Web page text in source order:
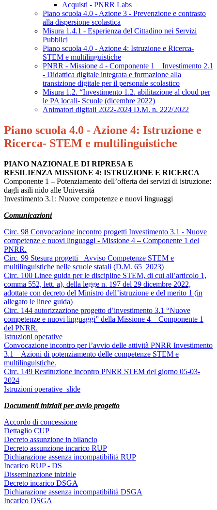
Acquisti - PNRR Labs
Piano scuola 4.0 - Azione 3 - Prevenzione e contrasto
alla dispersione scolastica
Misura 1.4.1 - Esperienza del Cittadino nei Servizi
Pubblici
Piano scuola 4.0 - Azione 4: Istruzione e Ricerca-
STEM e multilinguistiche
PNRR - Missione 4 - Componente 1 _ Investimento 2.1
- Didattica digitale integrata e formazione alla
transizione digitale per il personale scolastico
Misura 1.2. “Investimento 1.2. abilitazione al cloud per
le PA locali- Scuole (dicembre 2022)
Animatori digitali 2022-2024 D.M. n. 222/2022
Piano scuola 4.0 - Azione 4: Istruzione e
Ricerca- STEM e multilinguistiche
PIANO NAZIONALE DI RIPRESA E
RESILIENZA MISSIONE 4: ISTRUZIONE E RICERCA
Componente 1 – Potenziamento dell’offerta dei servizi di istruzione:
dagli asili nido alle Università
Investimento 3.1: Nuove competenze e nuovi linguaggi
Comunicazioni
Circ. 98 Convocazione incontro progetti Investimento 3.1 - Nuove
competenze e nuovi linguaggi - Missione 4 – Componente 1 del
PNRR.
Circ. 99 Stesura progetti _Avviso Competenze STEM e
multilinguistiche nelle scuole statali (D.M. 65_2023)
Circ. 100 Linee guida per le discipline STEM, di cui all’articolo 1,
comma 552, lett. a), della legge n. 197 del 29 dicembre 2022,
adottate con decreto del Ministro dell’istruzione e del merito 1 (in
allegato le linee guida)
Circ. 144 autorizzazione progetto d’investimento 3.1 “Nuove
competenze e nuovi linguaggi” della Missione 4 – Componente 1
del PNRR.
Istruzioni operative
Convocazione incontro per l’avvio delle attività PNRR Investimento
3.1 – Azioni di potenziamento delle competenze STEM e
multilinguistiche.
Circ. 149 Restituzione incontro PNRR STEM del giorno 05-03-
2024
Istruzioni operative_slide
Documenti iniziali per avvio progetto
Accordo di concessione
Dettaglio CUP
Decreto assunzione in bilancio
Decreto assunzione incarico RUP
Dichiarazione assenza incompatibilità RUP
Incarico RUP - DS
Disseminazione iniziale
Decreto incarico DSGA
Dichiarazione assenza incompatibilità DSGA
Incarico DSGA